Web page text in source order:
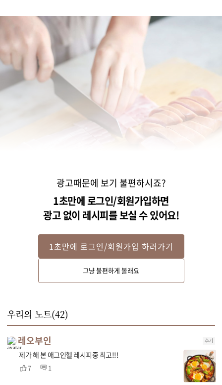
소시지는 한 입 크기로 어슷하게 썰고, 베이컨도 먹기 좋은 크기로 썰어주세요.
광고때문에 보기 불편하시죠?
1초만에 로그인/회원가입하면
광고 없이 레시피를 보실 수 있어요!
1초만에 로그인/회원가입 하러가기
그냥 불편하게 볼래요
우리의 노트(42)
레오부인 후기
제가 해 본 애그인헬 레시피중 최고!!!
7 1